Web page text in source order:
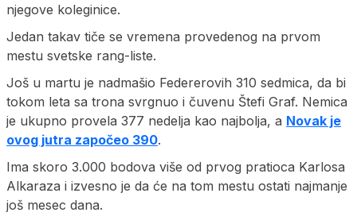
njegove koleginice.
Jedan takav tiče se vremena provedenog na prvom
mestu svetske rang-liste.
Još u martu je nadmašio Federerovih 310 sedmica, da bi
tokom leta sa trona svrgnuo i čuvenu Štefi Graf. Nemica
je ukupno provela 377 nedelja kao najbolja, a Novak je
ovog jutra započeo 390.
Ima skoro 3.000 bodova više od prvog pratioca Karlosa
Alkaraza i izvesno je da će na tom mestu ostati najmanje
još mesec dana.